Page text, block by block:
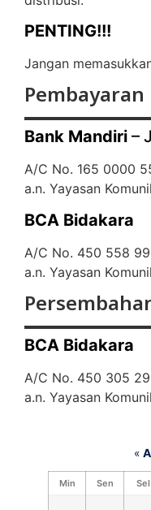
PENTING!!!
Jangan
Pembayaran
Bank Mandiri –
A/C No. 165 0000
a.n. Yayasan
BCA Bidakara
A/C No. 450 558
a.n. Yayasan
BCA Bidakara
A/C No. 450 305
a.n. Yayasan
«
Min Sen Sel